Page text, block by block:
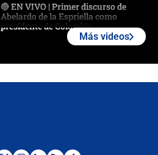
🔴 EN VIVO | Primer discurso de
Abelardo de la Espriella como
presidente de Colombia
Más videos